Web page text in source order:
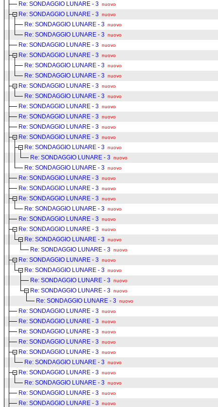
Re: SONDAGGIO LUNARE - 3 nuovo
Re: SONDAGGIO LUNARE - 3 nuovo
Re: SONDAGGIO LUNARE - 3 nuovo
Re: SONDAGGIO LUNARE - 3 nuovo
Re: SONDAGGIO LUNARE - 3 nuovo
Re: SONDAGGIO LUNARE - 3 nuovo
Re: SONDAGGIO LUNARE - 3 nuovo
Re: SONDAGGIO LUNARE - 3 nuovo
Re: SONDAGGIO LUNARE - 3 nuovo
Re: SONDAGGIO LUNARE - 3 nuovo
Re: SONDAGGIO LUNARE - 3 nuovo
Re: SONDAGGIO LUNARE - 3 nuovo
Re: SONDAGGIO LUNARE - 3 nuovo
Re: SONDAGGIO LUNARE - 3 nuovo
Re: SONDAGGIO LUNARE - 3 nuovo
Re: SONDAGGIO LUNARE - 3 nuovo
Re: SONDAGGIO LUNARE - 3 nuovo
Re: SONDAGGIO LUNARE - 3 nuovo
Re: SONDAGGIO LUNARE - 3 nuovo
Re: SONDAGGIO LUNARE - 3 nuovo
Re: SONDAGGIO LUNARE - 3 nuovo
Re: SONDAGGIO LUNARE - 3 nuovo
Re: SONDAGGIO LUNARE - 3 nuovo
Re: SONDAGGIO LUNARE - 3 nuovo
Re: SONDAGGIO LUNARE - 3 nuovo
Re: SONDAGGIO LUNARE - 3 nuovo
Re: SONDAGGIO LUNARE - 3 nuovo
Re: SONDAGGIO LUNARE - 3 nuovo
Re: SONDAGGIO LUNARE - 3 nuovo
Re: SONDAGGIO LUNARE - 3 nuovo
Re: SONDAGGIO LUNARE - 3 nuovo
Re: SONDAGGIO LUNARE - 3 nuovo
Re: SONDAGGIO LUNARE - 3 nuovo
Re: SONDAGGIO LUNARE - 3 nuovo
Re: SONDAGGIO LUNARE - 3 nuovo
Re: SONDAGGIO LUNARE - 3 nuovo
Re: SONDAGGIO LUNARE - 3 nuovo
Re: SONDAGGIO LUNARE - 3 nuovo
Re: SONDAGGIO LUNARE - 3 nuovo
Re: SONDAGGIO LUNARE - 3 nuovo